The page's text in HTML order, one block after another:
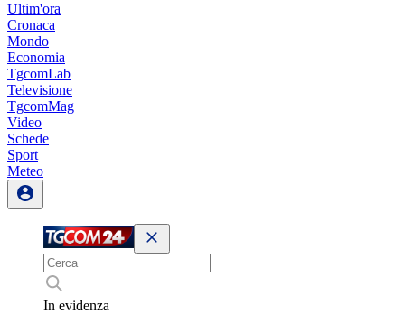
Ultim'ora
Cronaca
Mondo
Economia
TgcomLab
Televisione
TgcomMag
Video
Schede
Sport
Meteo
In evidenza